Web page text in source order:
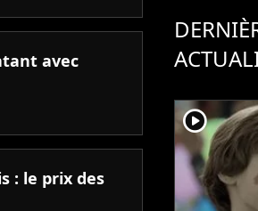
avec
: le prix des
player2